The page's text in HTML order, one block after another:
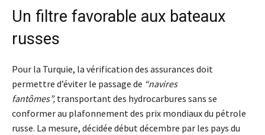
Un filtre favorable aux bateaux
russes
Pour la Turquie, la vérification des assurances doit
permettre d’éviter le passage de “navires
fantômes”, transportant des hydrocarbures sans se
conformer au plafonnement des prix mondiaux du pétrole
russe. La mesure, décidée début décembre par les pays du